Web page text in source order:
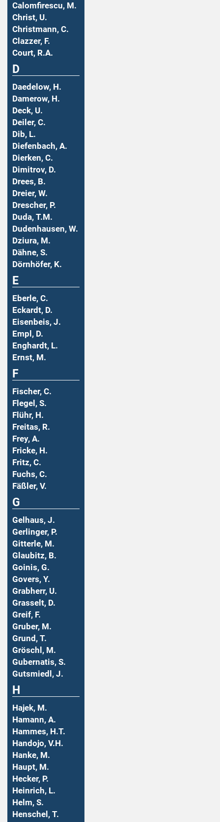
Calomfirescu, M.
Christ, U.
Christmann, C.
Clazzer, F.
Court, R.A.
D
Daedelow, H.
Damerow, H.
Deck, U.
Deiler, C.
Dib, L.
Diefenbach, A.
Dierken, C.
Dimitrov, D.
Drees, B.
Dreier, W.
Drescher, P.
Duda, T.M.
Dudenhausen, W.
Dziura, M.
Dähne, S.
Dörnhöfer, K.
E
Eberle, C.
Eckardt, D.
Eisenbeis, J.
Empl, D.
Enghardt, L.
Ernst, M.
F
Fischer, C.
Flegel, S.
Flühr, H.
Freitas, R.
Frey, A.
Fricke, H.
Fritz, C.
Fuchs, C.
Fäßler, V.
G
Gelhaus, J.
Gerlinger, P.
Gitterle, M.
Glaubitz, B.
Goinis, G.
Govers, Y.
Grabherr, U.
Grasselt, D.
Greif, F.
Gruber, M.
Grund, T.
Gröschl, M.
Gubernatis, S.
Gutsmiedl, J.
H
Hajek, M.
Hamann, A.
Hammes, H.T.
Handojo, V.H.
Hanke, M.
Haupt, M.
Hecker, P.
Heinrich, L.
Helm, S.
Henschel, T.